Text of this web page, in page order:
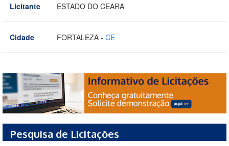
Licitante
ESTADO DO CEARA
Cidade FORTALEZA - CE
Pesquisa de Licitações